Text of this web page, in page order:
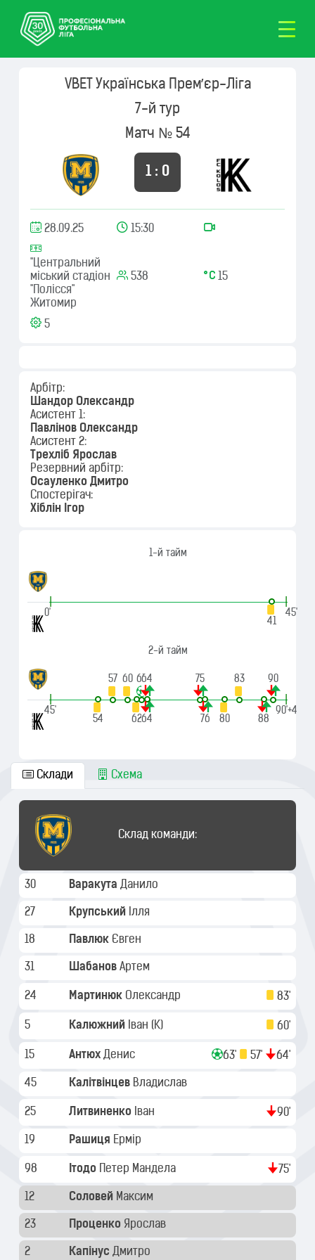
VBET Українська Премʼєр-Ліга
7-й тур
Матч № 54
1 : 0
28.09.25 15:30
"Центральний
міський стадіон
"Полісся"
Житомир
538 15
5
Арбітр:
Шандор Олександр
Асистент 1:
Павлінов Олександр
Асистент 2:
Трехліб Ярослав
Резервний арбітр:
Осауленко Дмитро
Спостерігач:
Хіблін Ігор
1-й тайм
|
0'
41
|
45'
2-й тайм
57 60 6364 75 83 90
|
45'
54
6264 76 80 88
|
90'+4
Склади Схема
Склад команди:
30 Варакута Данило
27 Крупський Ілля
18 Павлюк Євген
31 Шабанов Артем
24 Мартинюк Олександр 83'
5 Калюжний Іван (K) 60'
15 Антюх Денис 63' 57' 64'
45 Калітвінцев Владислав
25 Литвиненко Іван 90'
19 Рашиця Ермір
98 Ітодо Петер Мандела 75'
12 Соловей Максим
23 Проценко Ярослав
2 Капінус Дмитро